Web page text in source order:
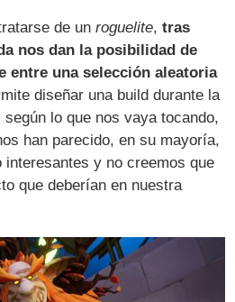
de unroguelite,tras
nos dan la posibilidad de
entre una selección aleatoria
diseñar una build durante la
lo que nos vaya tocando,
han parecido, en su mayoría,
y no creemos que
que deberían en nuestra